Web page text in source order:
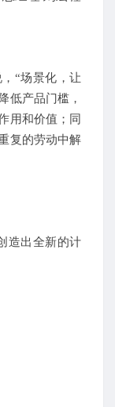
“场景化，让
低产品门槛，
用和价值；同
复的劳动中解
造出全新的计